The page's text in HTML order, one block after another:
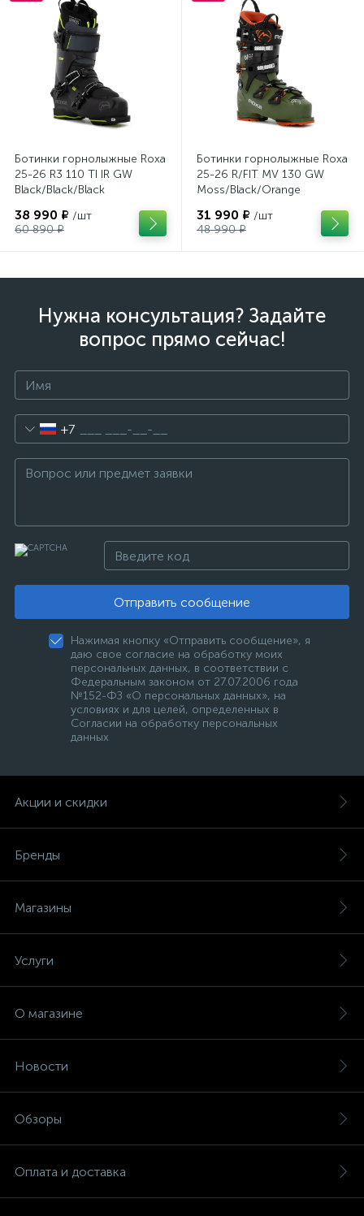
Ботинки горнолыжные Roxa
25-26 R3 110 TI IR GW
Black/Black/Black
38 990 ₽ /шт
60 890 ₽
Ботинки горнолыжные Roxa
25-26 R/FIT MV 130 GW
Moss/Black/Orange
31 990 ₽ /шт
48 990 ₽
Нужна консультация? Задайте
вопрос прямо сейчас!
+7
Отправить сообщение
Нажимая кнопку «Отправить сообщение», я
даю свое согласие на обработку моих
персональных данных, в соответствии с
Федеральным законом от 27.07.2006 года
№152-ФЗ «О персональных данных», на
условиях и для целей, определенных в
Согласии на обработку персональных
данных
Акции и скидки
Бренды
Магазины
Услуги
О магазине
Новости
Обзоры
Оплата и доставка